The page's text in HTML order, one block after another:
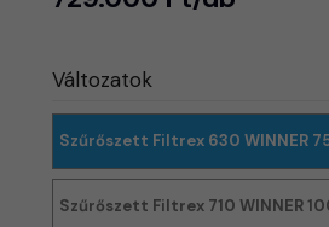
Változatok
Szűrőszett Filtrex 630 WINNER
Szűrőszett Filtrex 710 WINNER